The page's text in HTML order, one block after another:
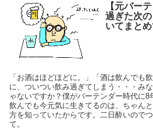
【元バー
過ぎた次
いてまと
「お酒はほどほどに。」「酒は飲んでも
に、ついつい飲み過ぎてしまう・・・み
ゃないですか？僕がバーテンダー時代に
飲んでも今元気に生きてるのは、ちゃん
方を知っていたからです。二日酔いので
て。